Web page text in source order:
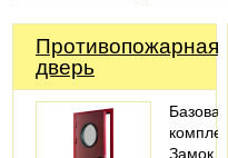
Противопожарная
дверь
Базовая
Замок